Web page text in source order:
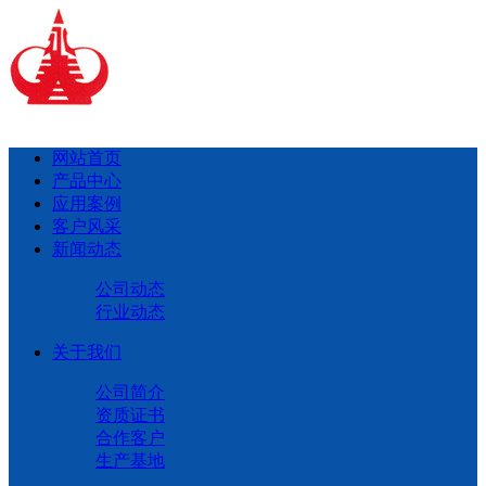
网站首页
产品中心
应用案例
客户风采
新闻动态
公司动态
行业动态
关于我们
公司简介
资质证书
合作客户
生产基地